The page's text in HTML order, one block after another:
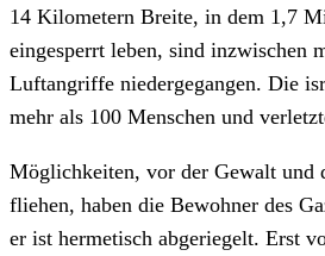
14 Kilometern Breite, in dem 1,7
eingesperrt leben, sind inzwischen
Luftangriffe niedergegangen. Die
mehr als 100 Menschen und
Möglichkeiten, vor der Gewalt und
fliehen, haben die Bewohner des
er ist hermetisch abgeriegelt. Erst